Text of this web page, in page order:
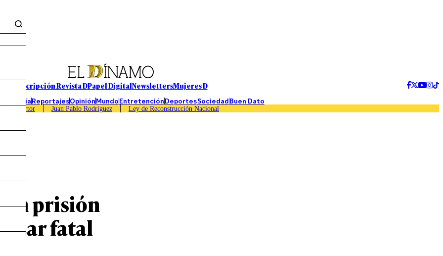
Suscripción Revista DPapel DigitalNewslettersMujeres D
EconomíaReportajesOpiniónMundoEntretenciónDeportesSociedadBuen Dato
Caso Sartor Juan Pablo Rodríguez Ley de Reconstrucción Nacional
en prisión
fatal